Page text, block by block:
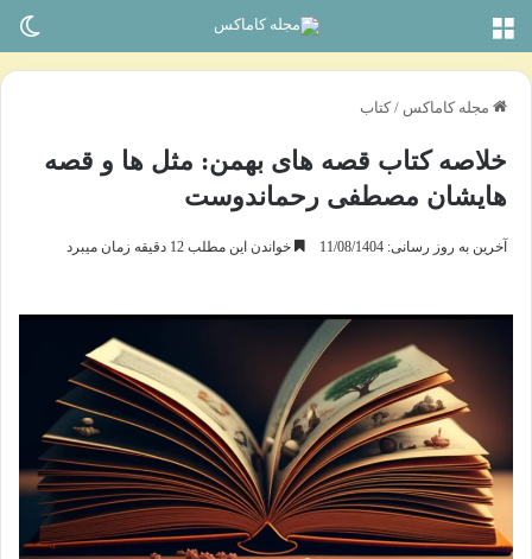
مجله کاماکس / کتاب
خلاصه کتاب قصه های بهمن: مثل ها و قصه
هایشان مصطفی رحماندوست
آخرین به روز رسانی: 11/08/1404 خواندن این مطلب 12 دقیقه زمان میبرد